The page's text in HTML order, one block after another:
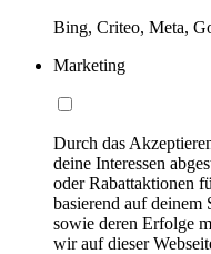
Bing, Criteo, Meta,
Marketing
Durch das
deine Interessen
oder Rabattaktionen
basierend auf deinem
sowie deren Erfolge
wir auf dieser